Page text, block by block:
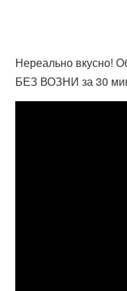
Нереально вкусно!
БЕЗ ВОЗНИ за 30